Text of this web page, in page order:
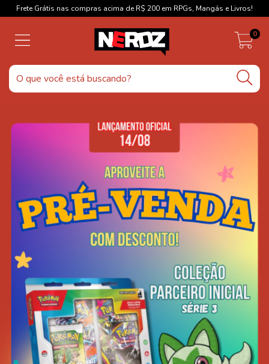
Frete Grátis nas compras acima de R$ 200 em RPGs, Mangás e Livros!
0